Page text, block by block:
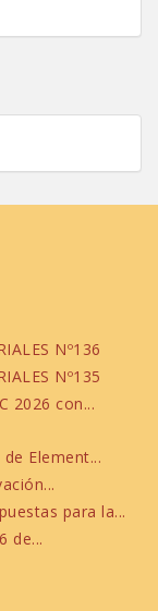
Nº136
Nº135
2026 con...
Element...
para la...
de...